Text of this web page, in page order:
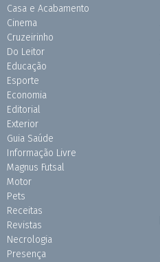
Casa e Acabamento
Cinema
Cruzeirinho
Do Leitor
Educação
Esporte
Economia
Editorial
Exterior
Guia Saúde
Informação Livre
Magnus Futsal
Motor
Pets
Receitas
Revistas
Necrologia
Presença